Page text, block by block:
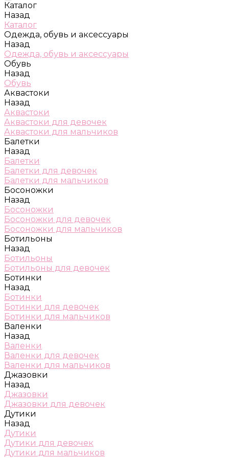
Каталог
Назад
Каталог
Одежда, обувь и аксессуары
Назад
Одежда, обувь и аксессуары
Обувь
Назад
Обувь
Аквастоки
Назад
Аквастоки
Аквастоки для девочек
Аквастоки для мальчиков
Балетки
Назад
Балетки
Балетки для девочек
Балетки для мальчиков
Босоножки
Назад
Босоножки
Босоножки для девочек
Босоножки для мальчиков
Ботильоны
Назад
Ботильоны
Ботильоны для девочек
Ботинки
Назад
Ботинки
Ботинки для девочек
Ботинки для мальчиков
Валенки
Назад
Валенки
Валенки для девочек
Валенки для мальчиков
Джазовки
Назад
Джазовки
Джазовки для девочек
Дутики
Назад
Дутики
Дутики для девочек
Дутики для мальчиков